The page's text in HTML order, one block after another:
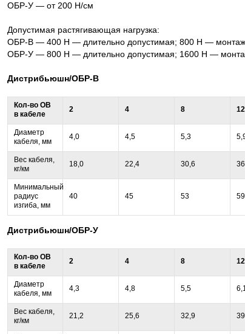
ОБР-У — от 200 Н/см
Допустимая растягивающая нагрузка:
ОБР-В — 400 Н — длительно допустимая; 800 Н —
ОБР-У — 800 Н — длительно допустимая; 1600 Н —
Дистрибьюшн/ОБР-В
Кол-во ОВ
в кабеле
2 4 8 12
Диаметр
кабеля, мм
4,0 4,5 5,3
Вес кабеля,
кг/км
18,0 22,4 30,6
Минимальный
радиус
изгиба, мм
40 45 53 59
Дистрибьюшн/ОБР-У
Кол-во ОВ
в кабеле
2 4 8 12
Диаметр
кабеля, мм
4,3 4,8 5,5
Вес кабеля,
кг/км
21,2 25,6 32,9